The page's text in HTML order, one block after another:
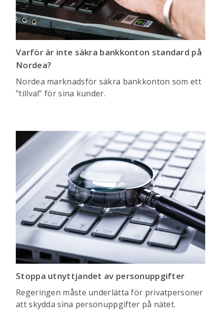
Varför är inte säkra bankkonton standard på
Nordea?
Nordea marknadsför säkra bankkonton som ett
”tillval” för sina kunder.
Stoppa utnyttjandet av person­uppgifter
Regeringen måste underlätta för privatpersoner
att skydda sina personuppgifter på nätet.